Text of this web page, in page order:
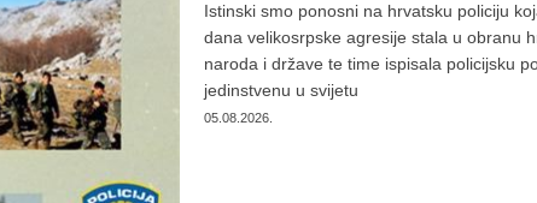
Istinski smo ponosni na hrvatsku policiju
dana velikosrpske agresije stala u obranu
naroda i države te time ispisala policijsku
jedinstvenu u svijetu
05.08.2026.